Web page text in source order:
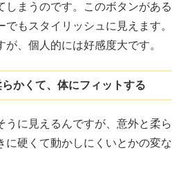
しまうのです。このボタンがある
もスタイリッシュに見えます。
、個人的には好感度大です。
かくて、体にフィットする
うに見えるんですが、意外と柔ら
に硬くて動かしにくいとかの変な